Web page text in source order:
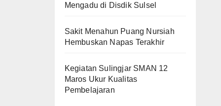
Mengadu di Disdik Sulsel
Sakit Menahun Puang Nursiah
Hembuskan Napas Terakhir
Kegiatan Sulingjar SMAN 12
Maros Ukur Kualitas
Pembelajaran